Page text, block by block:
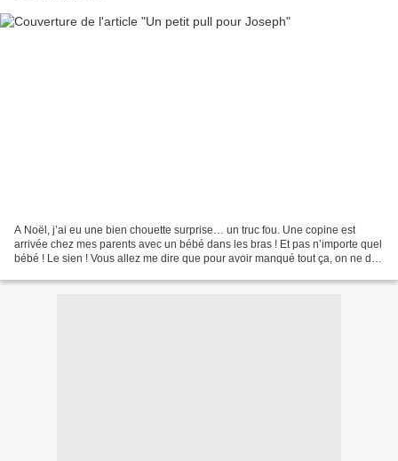
A Noël, j’ai eu une bien chouette surprise… un truc fou. Une copine est
arrivée chez mes parents avec un bébé dans les bras ! Et pas n’importe quel
bébé ! Le sien ! Vous allez me dire que pour avoir manqué tout ça, on ne doit